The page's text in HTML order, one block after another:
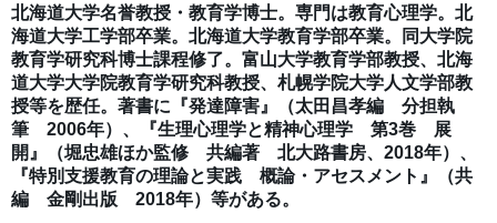
北海道大学名誉教授・教育学博士。専門は教育心理学。北
海道大学工学部卒業。北海道大学教育学部卒業。同大学院
教育学研究科博士課程修了。富山大学教育学部教授、北海
道大学大学院教育学研究科教授、札幌学院大学人文学部教
授等を歴任。著書に『発達障害』（太田昌孝編 分担執
筆 2006年）、『生理心理学と精神心理学 第3巻 展
開』（堀忠雄ほか監修 共編著 北大路書房、2018年）、
『特別支援教育の理論と実践 概論・アセスメント』（共
編 金剛出版 2018年）等がある。